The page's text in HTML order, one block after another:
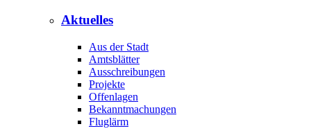
Aktuelles
Aus der Stadt
Amtsblätter
Ausschreibungen
Projekte
Offenlagen
Bekanntmachungen
Fluglärm